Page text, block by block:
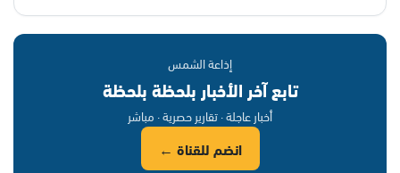
إذاعة الشمس
تابع آخر الأخبار بلحظة بلحظة
أخبار عاجلة · تقارير حصرية · مباشر
انضم للقناة ←